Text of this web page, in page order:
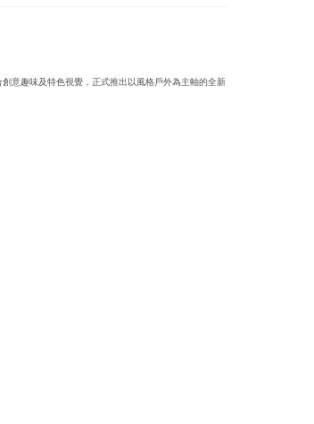
意趣味及特色視覺，正式推出以風格戶外為主軸的全新